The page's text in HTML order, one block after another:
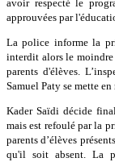
avoir respecté le
approuvées par
La police informe la
interdit alors le
parents d'élèves.
Samuel Paty se mette
Kader Saïdi décide
mais est refoulé par la
parents d’élèves
qu'il soit absent. La